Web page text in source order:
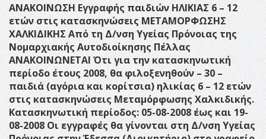
ΑΝΑΚΟΙΝΩΣΗ Εγγραφής παιδιών ΗΛΙΚΙΑΣ 6 – 12
ετών στις κατασκηνώσεις ΜΕΤΑΜΟΡΦΩΣΗΣ
ΧΑΛΚΙΔΙΚΗΣ Από τη Δ/νση Υγείας Πρόνοιας της
Νομαρχιακής Αυτοδιοίκησης Πέλλας
ΑΝΑΚΟΙΝΩΝΕΤΑΙ Ότι για την κατασκηνωτική
περίοδο έτους 2008, θα φιλοξενηθούν – 30 –
παιδιά (αγόρια και κορίτσια) ηλικίας 6 – 12 ετών
στις κατασκηνώσεις Μεταμόρφωσης Χαλκιδικής.
Κατασκηνωτική περίοδος: 05-08-2008 έως και 19-
08-2008 Οι εγγραφές θα γίνονται στη Δ/νση Υγείας